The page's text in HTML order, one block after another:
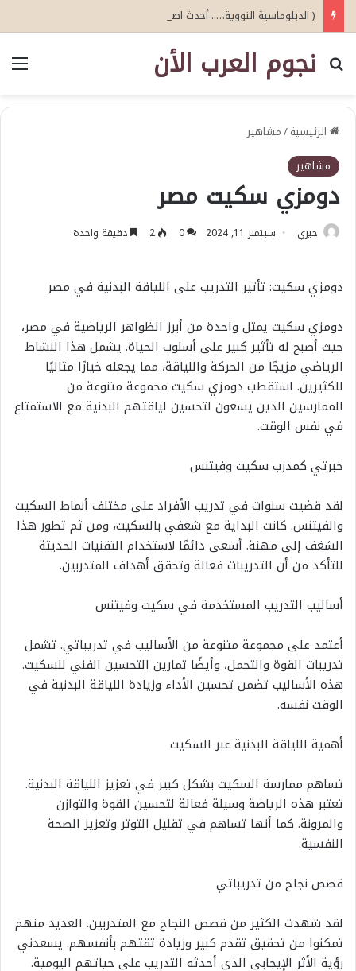
( الدبلوماسية النووية….. أحدث اصدارات أبو عيطة )
نجوم العرب الأن
بحث عن
الرئيسية/مشاهير
مشاهير
دومزي سكيت مصر
خيري سبتمبر 11, 2024 0
2 دقيقة واحدة
دومزي سكيت: تأثير التدريب على اللياقة البدنية في مصر
دومزي سكيت يمثل واحدة من أبرز الظواهر الرياضية في مصر،
حيث أصبح له تأثير كبير على أسلوب الحياة. يشمل هذا النشاط
الرياضي مزيجًا من الحركة واللياقة، مما يجعله خيارًا مثاليًا
للكثيرين. استقطب دومزي سكيت مجموعة متنوعة من
الممارسين الذين يسعون لتحسين لياقتهم البدنية مع الاستمتاع
في نفس الوقت.
خبرتي كمدرب سكيت وفيتنس
لقد قضيت سنوات في تدريب الأفراد على مختلف أنماط السكيت
والفيتنس. كانت البداية مع شغفي بالسكيت، ومن ثم تطور هذا
الشغف إلى مهنة. أسعى دائمًا لاستخدام التقنيات الحديثة
للتأكد من أن التدريبات فعالة وتحقق أهداف المتدربين.
أساليب التدريب المستخدمة في سكيت وفيتنس
أعتمد على مجموعة متنوعة من الأساليب في تدريباتي. تشمل
تدريبات القوة والتحمل، وأيضًا تمارين التحسين الفني للسكيت.
هذه الأساليب تضمن تحسين الأداء وزيادة اللياقة البدنية في
الوقت نفسه.
أهمية اللياقة البدنية عبر السكيت
تساهم ممارسة السكيت بشكل كبير في تعزيز اللياقة البدنية.
تعتبر هذه الرياضة وسيلة فعالة لتحسين القوة والتوازن
والمرونة. كما أنها تساهم في تقليل التوتر وتعزيز الصحة
النفسية.
قصص نجاح من تدريباتي
لقد شهدت الكثير من قصص النجاح مع المتدربين. العديد منهم
تمكنوا من تحقيق تقدم كبير وزيادة ثقتهم بأنفسهم. يسعدني
رؤية الأثر الإيجابي الذي أحدثه التدريب على حياتهم اليومية.